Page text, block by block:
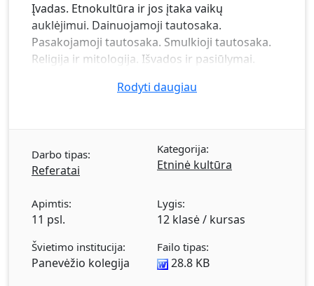
Įvadas. Etnokultūra ir jos įtaka vaikų
auklėjimui. Dainuojamoji tautosaka.
Pasakojamoji tautosaka. Smulkioji tautosaka.
Religija ir mitologija. Išvados ir pasiūlymai.
Rodyti daugiau
Darbo tipas:
Referatai
Kategorija:
Etninė kultūra
Apimtis:
11 psl.
Lygis:
12 klasė / kursas
Švietimo institucija:
Panevėžio kolegija
Failo tipas:
28.8 KB